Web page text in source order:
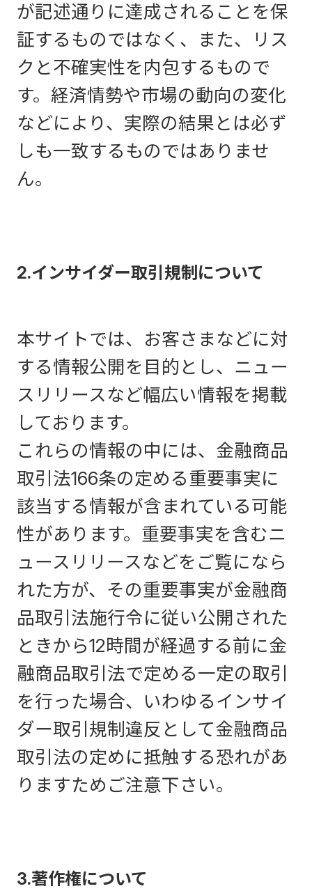
が記述通りに達成されることを保
証するものではなく、また、リス
クと不確実性を内包するもので
す。経済情勢や市場の動向の変化
などにより、実際の結果とは必ず
しも一致するものではありませ
ん。
2.インサイダー取引規制について
本サイトでは、お客さまなどに対
する情報公開を目的とし、ニュー
スリリースなど幅広い情報を掲載
しております。
これらの情報の中には、金融商品
取引法166条の定める重要事実に
該当する情報が含まれている可能
性があります。重要事実を含むニ
ュースリリースなどをご覧になら
れた方が、その重要事実が金融商
品取引法施行令に従い公開された
ときから12時間が経過する前に金
融商品取引法で定める一定の取引
を行った場合、いわゆるインサイ
ダー取引規制違反として金融商品
取引法の定めに抵触する恐れがあ
りますためご注意下さい。
3.著作権について